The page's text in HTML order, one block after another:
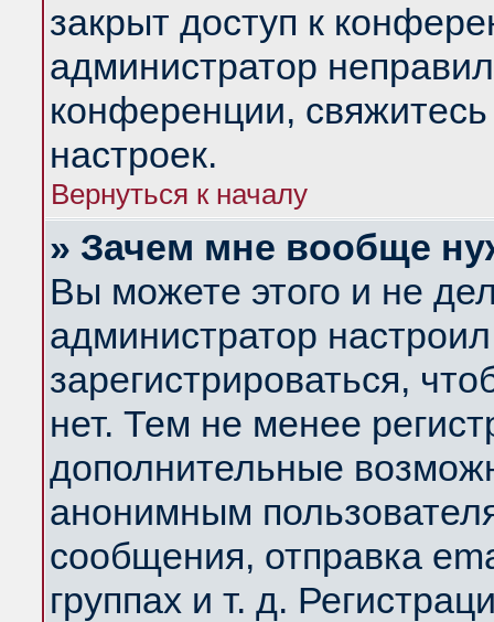
закрыт доступ к
администратор
конференции,
настроек.
Вернуться к началу
» Зачем мне вообще
Вы можете этого и не
администратор
зарегистрироваться,
нет. Тем не менее
дополнительные
анонимным
сообщения, отправка
группах и т. д.